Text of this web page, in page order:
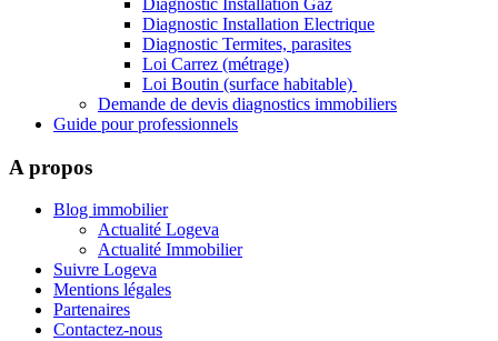
Diagnostic Installation Electrique
Diagnostic Termites, parasites
Loi Carrez (métrage)
Loi Boutin (surface habitable)
Demande de devis diagnostics immobiliers
Guide pour professionnels
A propos
Blog immobilier
Actualité Logeva
Actualité Immobilier
Suivre Logeva
Mentions légales
Partenaires
Contactez-nous